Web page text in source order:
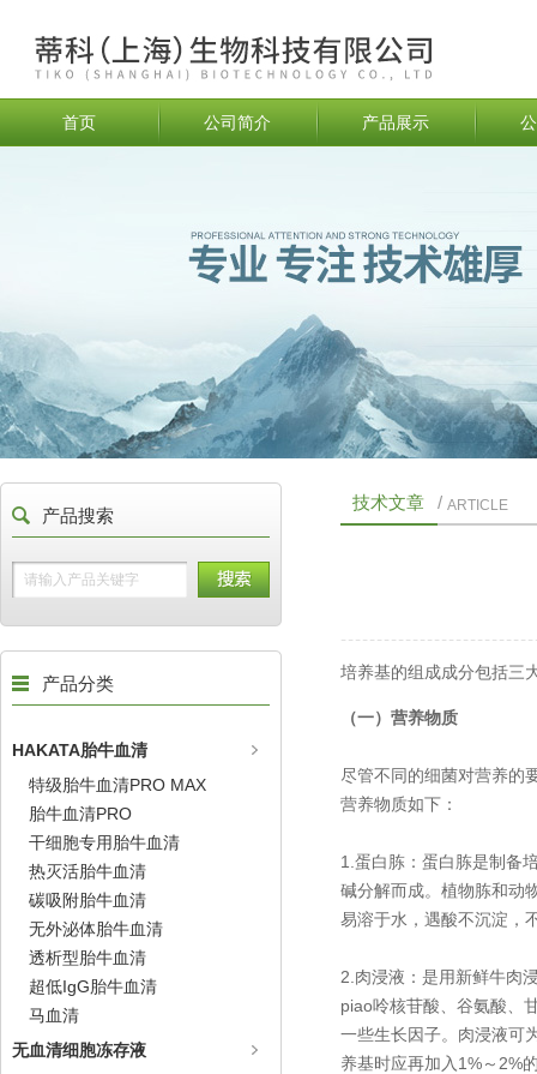
首页 公司简介 产品展示
产品搜索
产品分类
HAKATA胎牛血清
特级胎牛血清PRO MAX
胎牛血清PRO
干细胞专用胎牛血清
热灭活胎牛血清
碳吸附胎牛血清
无外泌体胎牛血清
透析型胎牛血清
超低IgG胎牛血清
马血清
无血清细胞冻存液
技术文章 / ARTICLE
培养基的组成成分包括三
（一）营养物质
尽管不同的细菌对营养的
营养物质如下：
1.蛋白胨：蛋白胨是制备
碱分解而成。植物胨和动
易溶于水，遇酸不沉淀，
2.肉浸液：是用新鲜牛肉
piao呤核苷酸、谷氨酸、
一些生长因子。肉浸液可
养基时应再加入1%～2%